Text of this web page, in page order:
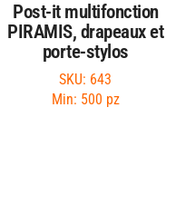
Post-it multifonction
PIRAMIS, drapeaux et
porte-stylos
SKU: 643
Min: 500 pz